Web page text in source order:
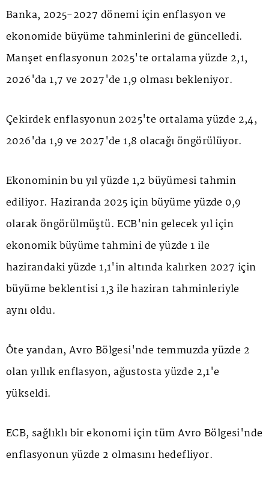
Banka, 2025-2027 dönemi için enflasyon ve
ekonomide büyüme tahminlerini de güncelledi.
Manşet enflasyonun 2025'te ortalama yüzde 2,1,
2026'da 1,7 ve 2027'de 1,9 olması bekleniyor.
Çekirdek enflasyonun 2025'te ortalama yüzde 2,4,
2026'da 1,9 ve 2027'de 1,8 olacağı öngörülüyor.
Ekonominin bu yıl yüzde 1,2 büyümesi tahmin
ediliyor. Haziranda 2025 için büyüme yüzde 0,9
olarak öngörülmüştü. ECB'nin gelecek yıl için
ekonomik büyüme tahmini de yüzde 1 ile
hazirandaki yüzde 1,1'in altında kalırken 2027 için
büyüme beklentisi 1,3 ile haziran tahminleriyle
aynı oldu.
Öte yandan, Avro Bölgesi'nde temmuzda yüzde 2
olan yıllık enflasyon, ağustosta yüzde 2,1'e
yükseldi.
ECB, sağlıklı bir ekonomi için tüm Avro Bölgesi'nde
enflasyonun yüzde 2 olmasını hedefliyor.